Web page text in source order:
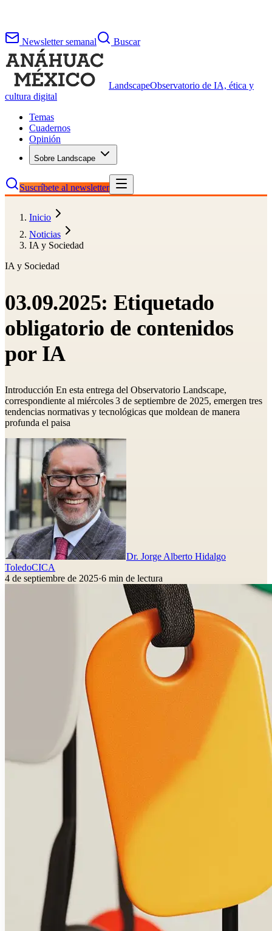
Newsletter semanal Buscar
LandscapeObservatorio de IA, ética y
cultura digital
Temas
Cuadernos
Opinión
Sobre Landscape
Suscríbete al newsletter
Inicio
Noticias
IA y Sociedad
IA y Sociedad
03.09.2025: Etiquetado
obligatorio de contenidos
por IA
Introducción En esta entrega del Observatorio Landscape,
correspondiente al miércoles 3 de septiembre de 2025, emergen tres
tendencias normativas y tecnológicas que moldean de manera
profunda el paisa
Dr. Jorge Alberto Hidalgo
ToledoCICA
4 de septiembre de 2025·6 min de lectura